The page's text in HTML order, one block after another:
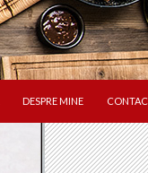
DESPRE MINE